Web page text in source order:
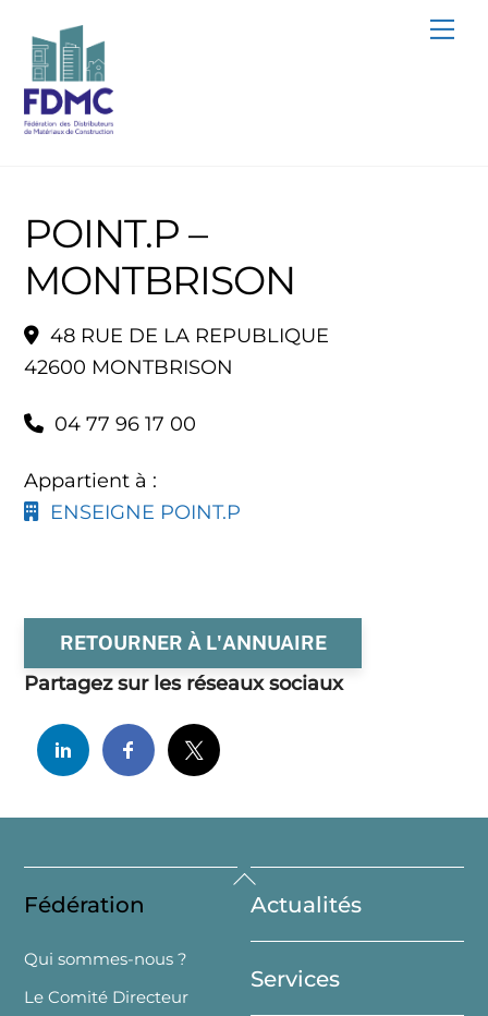
content
POINT.P –
MONTBRISON
48 RUE DE LA REPUBLIQUE
42600 MONTBRISON
04 77 96 17 00
Appartient à :
ENSEIGNE POINT.P
RETOURNER À L'ANNUAIRE
Partagez sur les réseaux sociaux
Back
To
Top
Fédération
Qui sommes-nous ?
Le Comité Directeur
Actualités
Services